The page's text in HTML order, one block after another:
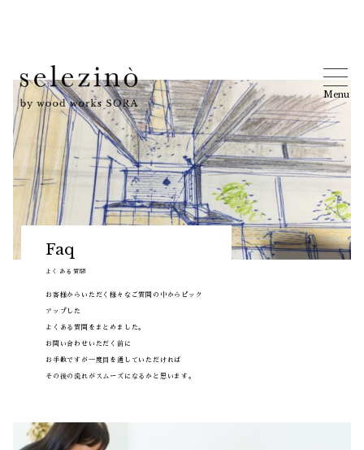
Menu
Faq
よくある質問
お客様からいただく様々なご質問の中からピック
アップした
よくある質問をまとめました。
お問い合わせいただく前に
お手数ですが一度目を通していただければ
その後の流れがスムーズになるかと思います。